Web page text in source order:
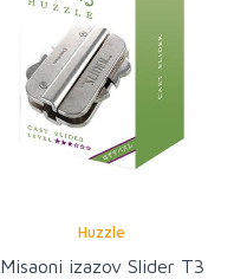
Huzzle
Misaoni izazov Slider T3